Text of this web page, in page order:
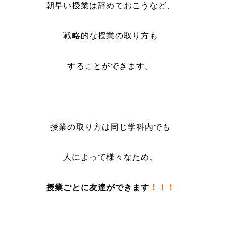
朝早い授業は辞めておこうなど、
戦略的な授業の取り方も
することができます。
授業の取り方は同じ学科内でも
人によって様々なため、
授業ごとに友達ができます ！！！